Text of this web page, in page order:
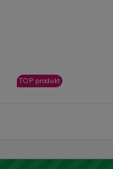
TOP produkt